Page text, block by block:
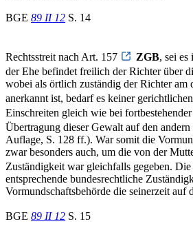
BGE 89 II 12 S. 14
Rechtsstreit nach Art. 157 ZGB, sei
der Ehe befindet freilich der Richter über
wobei als örtlich zuständig der Richter am
anerkannt ist, bedarf es keiner
Einschreiten gleich wie bei
Übertragung dieser Gewalt auf den
Auflage, S. 128 ff.). War somit die
zwar besonders auch, um die von der
Zuständigkeit war gleichfalls gegeben.
entsprechende bundesrechtliche
Vormundschaftsbehörde die seinerzeit auf
BGE 89 II 12 S. 15